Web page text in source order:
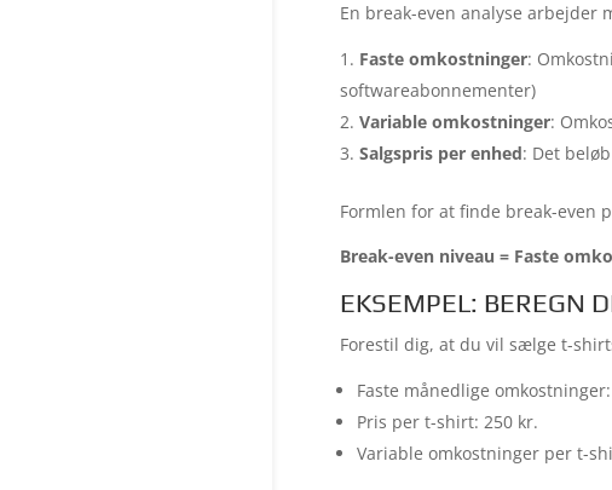
En break-even analyse arbejder
Faste omkostninger:
softwareabonnementer)
Variable omkostninger:
Salgspris per enhed: Det
Formlen for at finde break-even
Break-even niveau = Faste
EKSEMPEL: BEREGN
Forestil dig, at du vil sælge t-
Faste månedlige
Pris per t-shirt: 250 kr.
Variable omkostninger per t-